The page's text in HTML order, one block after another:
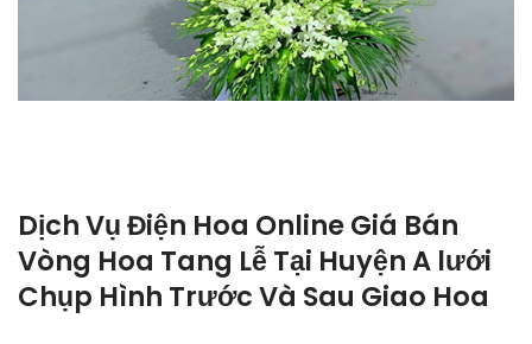
Dịch Vụ Điện Hoa Online Giá Bán
Vòng Hoa Tang Lễ Tại Huyện A lưới
Chụp Hình Trước Và Sau Giao Hoa